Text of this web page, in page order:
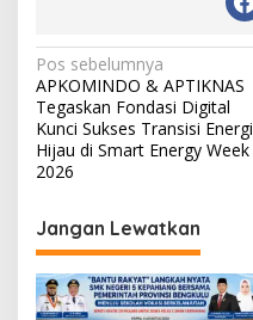
Navigasi
pos
Pos sebelumnya
APKOMINDO & APTIKNAS
Tegaskan Fondasi Digital
Kunci Sukses Transisi Energi
Hijau di Smart Energy Week
2026
Jangan Lewatkan